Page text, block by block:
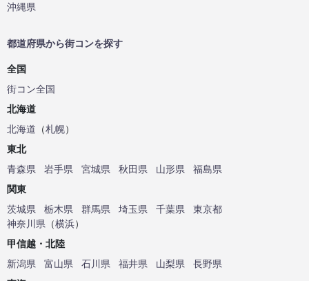
沖縄県
都道府県から街コンを探す
全国
街コン全国
北海道
北海道 （札幌）
東北
青森県
岩手県 宮城県 秋田県 山形県
福島県
関東
茨城県
栃木県 群馬県 埼玉県 千葉県
東京都
神奈川県 （横浜）
甲信越・北陸
新潟県
富山県 石川県 福井県 山梨県
長野県